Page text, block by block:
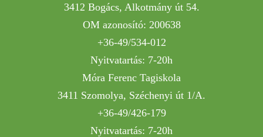
3412 Bogács, Alkotmány út 54.
OM azonosító: 200638
+36-49/534-012
Nyitvatartás: 7-20h
Móra Ferenc Tagiskola
3411 Szomolya, Széchenyi út 1/A.
+36-49/426-179
Nyitvatartás: 7-20h